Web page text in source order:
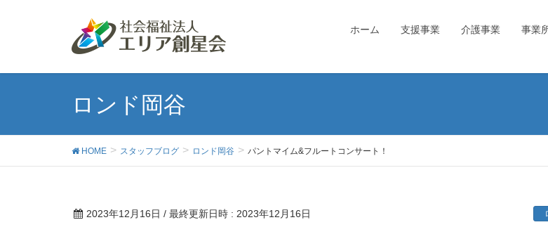
ホーム 支援事業 介護事業 事業
ロンド岡谷
HOME スタッフブログ ロンド岡谷 パントマイム&フルートコンサート！
2023年12月16日 / 最終更新日時 : 2023年12月16日